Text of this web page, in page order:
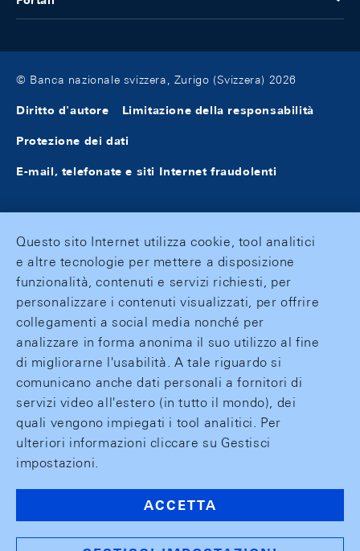
© Banca nazionale svizzera, Zurigo (Svizzera) 2026
Diritto d'autore Limitazione della responsabilità
Protezione dei dati
E-mail, telefonate e siti Internet fraudolenti
Questo sito Internet utilizza cookie, tool analitici
e altre tecnologie per mettere a disposizione
funzionalità, contenuti e servizi richiesti, per
personalizzare i contenuti visualizzati, per offrire
collegamenti a social media nonché per
analizzare in forma anonima il suo utilizzo al fine
di migliorarne l'usabilità. A tale riguardo si
comunicano anche dati personali a fornitori di
servizi video all'estero (in tutto il mondo), dei
quali vengono impiegati i tool analitici. Per
ulteriori informazioni cliccare su Gestisci
impostazioni.
ACCETTA